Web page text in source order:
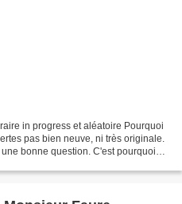
in progress et aléatoire Pourquoi
pas bien neuve, ni très originale.
bonne question. C'est pourquoi